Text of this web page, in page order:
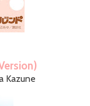
Kazune